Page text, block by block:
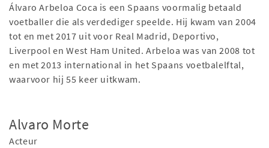
Álvaro Arbeloa Coca is een Spaans voormalig betaald
voetballer die als verdediger speelde. Hij kwam van 2004
tot en met 2017 uit voor Real Madrid, Deportivo,
Liverpool en West Ham United. Arbeloa was van 2008 tot
en met 2013 international in het Spaans voetbalelftal,
waarvoor hij 55 keer uitkwam.
Alvaro Morte
Acteur